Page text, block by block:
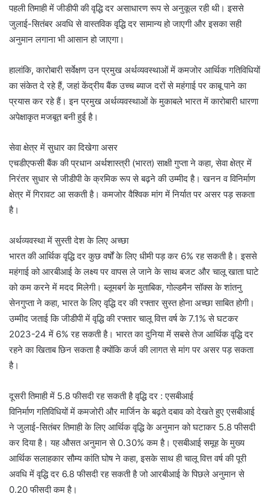
पहली तिमाही में जीडीपी की वृद्धि दर असाधारण रूप से अनुकूल रही थी। इससे
जुलाई-सितंबर अवधि से वास्तविक वृद्धि दर सामान्य हो जाएगी और इसका सही
अनुमान लगाना भी आसान हो जाएगा।
हालांकि, कारोबारी सर्वेक्षण उन प्रमुख अर्थव्यवस्थाओं में कमजोर आर्थिक गतिविधियों
का संकेत दे रहे हैं, जहां केंद्रीय बैंक उच्च ब्याज दरों से महंगाई पर काबू पाने का
प्रयास कर रहे हैं। इन प्रमुख अर्थव्यवस्थाओं के मुकाबले भारत में कारोबारी धारणा
अपेक्षाकृत मजबूत बनी हुई है।
सेवा क्षेत्र में सुधार का दिखेगा असर
एचडीएफसी बैंक की प्रधान अर्थशास्त्री (भारत) साक्षी गुप्ता ने कहा, सेवा क्षेत्र में
निरंतर सुधार से जीडीपी के क्रमिक रूप से बढ़ने की उम्मीद है। खनन व विनिर्माण
क्षेत्र में गिरावट आ सकती है। कमजोर वैश्विक मांग में निर्यात पर असर पड़ सकता
है।
अर्थव्यवस्था में सुस्ती देश के लिए अच्छा
भारत की आर्थिक वृद्धि दर कुछ वर्षों के लिए धीमी पड़ कर 6% रह सकती है। इससे
महंगाई को आरबीआई के लक्ष्य पर वापस ले जाने के साथ बजट और चालू खाता घाटे
को कम करने में मदद मिलेगी। ब्लूमबर्ग के मुताबिक, गोल्डमैन सॉक्स के शांतनु
सेनगुप्ता ने कहा, भारत के लिए वृद्धि दर की रफ्तार सुस्त होना अच्छा साबित होगी।
उम्मीद जताई कि जीडीपी में वृद्धि की रफ्तार चालू वित्त वर्ष के 7.1% से घटकर
2023-24 में 6% रह सकती है। भारत का दुनिया में सबसे तेज आर्थिक वृद्धि दर
रहने का खिताब छिन सकता है क्योंकि कर्ज की लागत से मांग पर असर पड़ सकता
है।
दूसरी तिमाही में 5.8 फीसदी रह सकती है वृद्धि दर : एसबीआई
विनिर्माण गतिविधियों में कमजोरी और मार्जिन के बढ़ते दबाव को देखते हुए एसबीआई
ने जुलाई-सितंबर तिमाही के लिए आर्थिक वृद्धि के अनुमान को घटाकर 5.8 फीसदी
कर दिया है। यह औसत अनुमान से 0.30% कम है। एसबीआई समूह के मुख्य
आर्थिक सलाहकार सौम्य कांति घोष ने कहा, इसके साथ ही चालू वित्त वर्ष की पूरी
अवधि में वृद्धि दर 6.8 फीसदी रह सकती है जो आरबीआई के पिछले अनुमान से
0.20 फीसदी कम है।